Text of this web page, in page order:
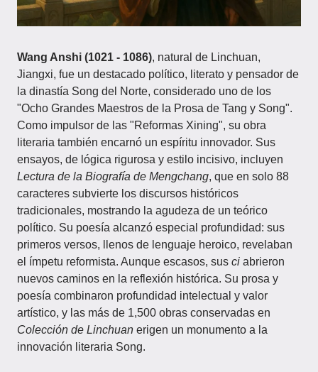
Wang Anshi (1021 - 1086), natural de Linchuan,
Jiangxi, fue un destacado político, literato y pensador de
la dinastía Song del Norte, considerado uno de los
"Ocho Grandes Maestros de la Prosa de Tang y Song".
Como impulsor de las "Reformas Xining", su obra
literaria también encarnó un espíritu innovador. Sus
ensayos, de lógica rigurosa y estilo incisivo, incluyen
Lectura de la Biografía de Mengchang, que en solo 88
caracteres subvierte los discursos históricos
tradicionales, mostrando la agudeza de un teórico
político. Su poesía alcanzó especial profundidad: sus
primeros versos, llenos de lenguaje heroico, revelaban
el ímpetu reformista. Aunque escasos, sus ci abrieron
nuevos caminos en la reflexión histórica. Su prosa y
poesía combinaron profundidad intelectual y valor
artístico, y las más de 1,500 obras conservadas en
Colección de Linchuan erigen un monumento a la
innovación literaria Song.